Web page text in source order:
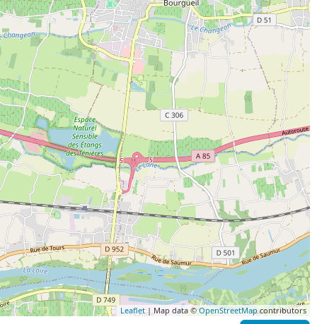
Leaflet| Map data ©OpenStreetMapcontributors